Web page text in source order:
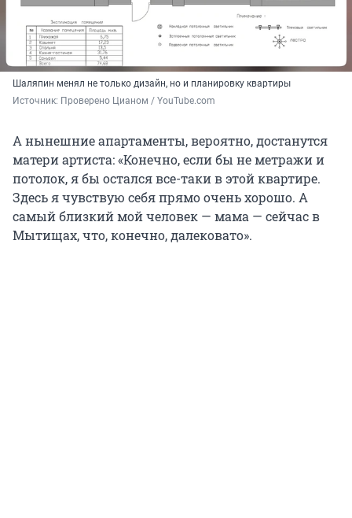
Шаляпин менял не только дизайн, но и планировку квартиры
Источник: Проверено Цианом / YouTube.com
А нынешние апартаменты, вероятно, достанутся
матери артиста: «Конечно, если бы не метражи и
потолок, я бы остался все-таки в этой квартире.
Здесь я чувствую себя прямо очень хорошо. А
самый близкий мой человек — мама — сейчас в
Мытищах, что, конечно, далековато».